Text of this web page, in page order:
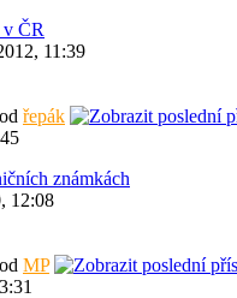
ČR
11:39
od řepák
známkách
12:08
od MP